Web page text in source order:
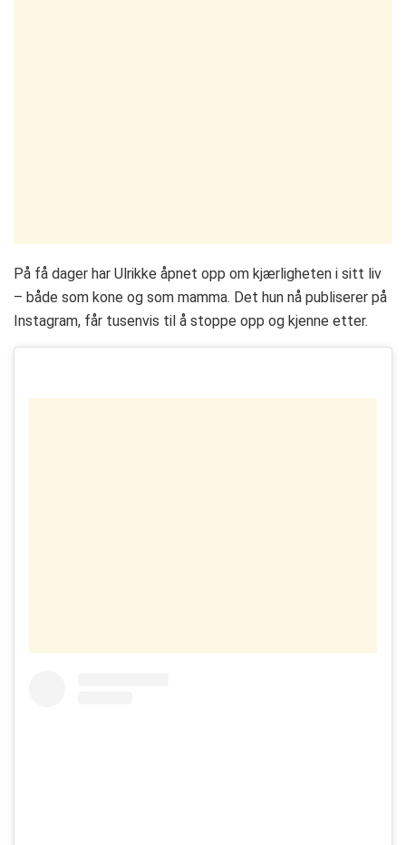
På få dager har Ulrikke åpnet opp om kjærligheten i sitt liv
– både som kone og som mamma. Det hun nå publiserer på
Instagram, får tusenvis til å stoppe opp og kjenne etter.